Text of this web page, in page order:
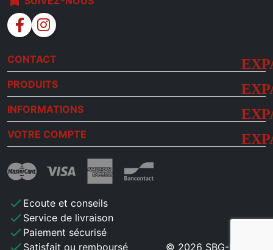
facebook instagram
CONTACT
PRODUITS
INFORMATIONS
VOTRE COMPTE
check Ecoute et conseils
check Service de livraison
check Paiement sécurisé
check Satisfait ou remboursé © 2026 SBG-MB